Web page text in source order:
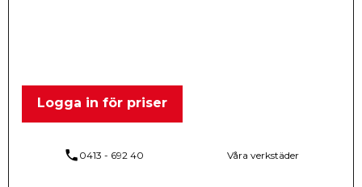
Logga in för priser
phone 0413 - 692 40 Våra verkstäder